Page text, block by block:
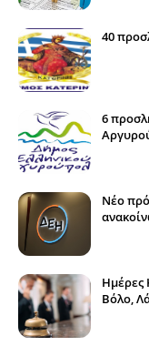
40
6
Νέο
Ημέρες
Βόλο,